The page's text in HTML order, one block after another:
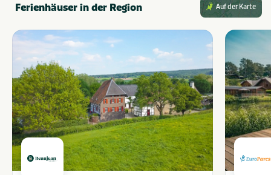
Ferienhäuser in der Region Auf der Karte